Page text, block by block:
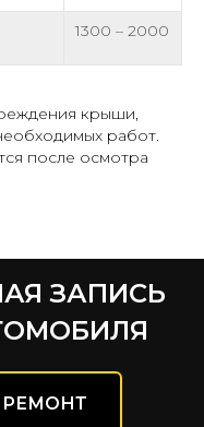
1300 – 2000
крыши,
работ.
после осмотра
ЗАПИСЬ
РЕМОНТ